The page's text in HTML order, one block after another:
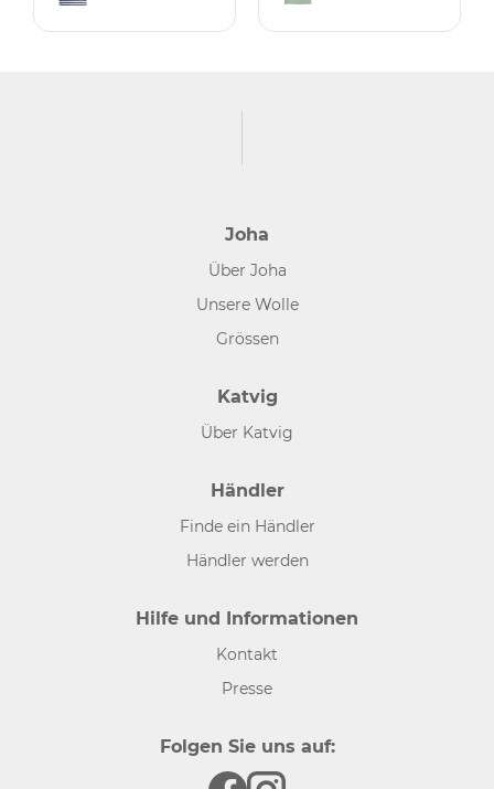
Joha
Über Joha
Unsere Wolle
Grössen
Katvig
Über Katvig
Händler
Finde ein Händler
Händler werden
Hilfe und Informationen
Kontakt
Presse
Folgen Sie uns auf: